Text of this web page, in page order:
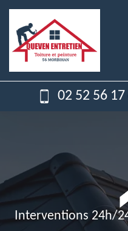
02 52 56 17
Interventions 24h/